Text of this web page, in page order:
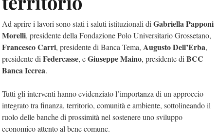
Ad aprire i lavori sono stati i saluti istituzionali di Gabriella Papponi
Morelli, presidente della Fondazione Polo Universitario Grossetano,
Francesco Carri, presidente di Banca Tema, Augusto Dell’Erba,
presidente di Federcasse, eGiuseppe Maino, presidente di BCC
Banca Iccrea.
Tutti gli interventi hanno evidenziato l’importanza di un approccio
integrato tra finanza, territorio, comunità e ambiente, sottolineando il
ruolo delle banche di prossimità nel sostenere uno sviluppo
economico attento al bene comune.